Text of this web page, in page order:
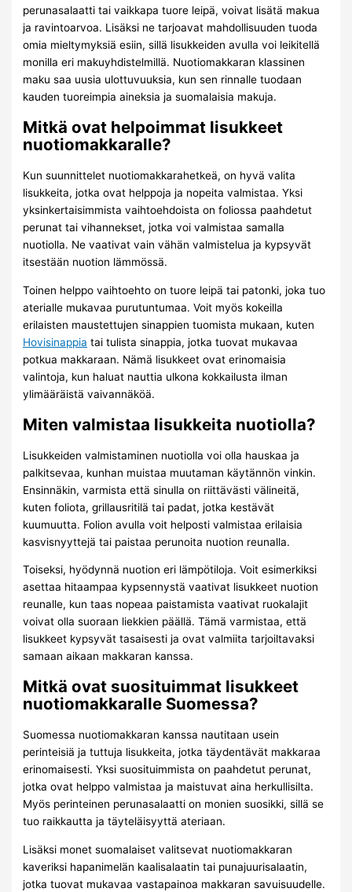
perunasalaatti tai vaikkapa tuore leipä, voivat lisätä makua
ja ravintoarvoa. Lisäksi ne tarjoavat mahdollisuuden tuoda
omia mieltymyksiä esiin, sillä lisukkeiden avulla voi leikitellä
monilla eri makuyhdistelmillä. Nuotiomakkaran klassinen
maku saa uusia ulottuvuuksia, kun sen rinnalle tuodaan
kauden tuoreimpia aineksia ja suomalaisia makuja.
Mitkä ovat helpoimmat lisukkeet
nuotiomakkaralle?
Kun suunnittelet nuotiomakkarahetkeä, on hyvä valita
lisukkeita, jotka ovat helppoja ja nopeita valmistaa. Yksi
yksinkertaisimmista vaihtoehdoista on foliossa paahdetut
perunat tai vihannekset, jotka voi valmistaa samalla
nuotiolla. Ne vaativat vain vähän valmistelua ja kypsyvät
itsestään nuotion lämmössä.
Toinen helppo vaihtoehto on tuore leipä tai patonki, joka tuo
aterialle mukavaa purutuntumaa. Voit myös kokeilla
erilaisten maustettujen sinappien tuomista mukaan, kuten
Hovisinappia tai tulista sinappia, jotka tuovat mukavaa
potkua makkaraan. Nämä lisukkeet ovat erinomaisia
valintoja, kun haluat nauttia ulkona kokkailusta ilman
ylimääräistä vaivannäköä.
Miten valmistaa lisukkeita nuotiolla?
Lisukkeiden valmistaminen nuotiolla voi olla hauskaa ja
palkitsevaa, kunhan muistaa muutaman käytännön vinkin.
Ensinnäkin, varmista että sinulla on riittävästi välineitä,
kuten foliota, grillausritilä tai padat, jotka kestävät
kuumuutta. Folion avulla voit helposti valmistaa erilaisia
kasvisnyyttejä tai paistaa perunoita nuotion reunalla.
Toiseksi, hyödynnä nuotion eri lämpötiloja. Voit esimerkiksi
asettaa hitaampaa kypsennystä vaativat lisukkeet nuotion
reunalle, kun taas nopeaa paistamista vaativat ruokalajit
voivat olla suoraan liekkien päällä. Tämä varmistaa, että
lisukkeet kypsyvät tasaisesti ja ovat valmiita tarjoiltavaksi
samaan aikaan makkaran kanssa.
Mitkä ovat suosituimmat lisukkeet
nuotiomakkaralle Suomessa?
Suomessa nuotiomakkaran kanssa nautitaan usein
perinteisiä ja tuttuja lisukkeita, jotka täydentävät makkaraa
erinomaisesti. Yksi suosituimmista on paahdetut perunat,
jotka ovat helppo valmistaa ja maistuvat aina herkullisilta.
Myös perinteinen perunasalaatti on monien suosikki, sillä se
tuo raikkautta ja täyteläisyyttä ateriaan.
Lisäksi monet suomalaiset valitsevat nuotiomakkaran
kaveriksi hapanimelän kaalisalaatin tai punajuurisalaatin,
jotka tuovat mukavaa vastapainoa makkaran savuisuudelle.